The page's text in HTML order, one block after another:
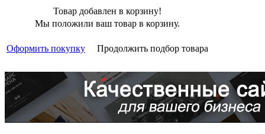
Товар добавлен в корзину!
Мы положили ваш товар в корзину.
Оформить покупку Продолжить подбор товара